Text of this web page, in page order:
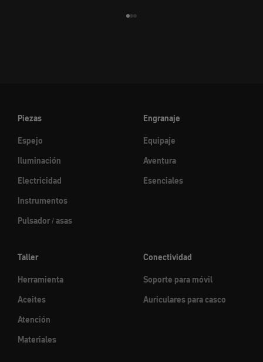
Piezas
Espejo
Iluminación
Electricidad
Instrumentos
Pulsador / asas
Engranaje
Equipaje
Aventura
Esenciales
Taller
Herramienta
Aceites
Atención
Materiales
Conectividad
Soporte para móvil
Auriculares para casco